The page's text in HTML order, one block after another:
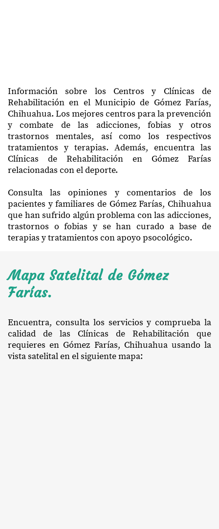
Información sobre los Centros y Clínicas de
Rehabilitación en el Municipio de Gómez Farías,
Chihuahua. Los mejores centros para la prevención
y combate de las adicciones, fobias y otros
trastornos mentales, así como los respectivos
tratamientos y terapias. Además, encuentra las
Clínicas de Rehabilitación en Gómez Farías
relacionadas con el deporte.
Consulta las opiniones y comentarios de los
pacientes y familiares de Gómez Farías, Chihuahua
que han sufrido algún problema con las adicciones,
trastornos o fobias y se han curado a base de
terapias y tratamientos con apoyo psocológico.
Mapa Satelital de Gómez
Farías.
Encuentra, consulta los servicios y comprueba la
calidad de las Clínicas de Rehabilitación que
requieres en Gómez Farías, Chihuahua usando la
vista satelital en el siguiente mapa: